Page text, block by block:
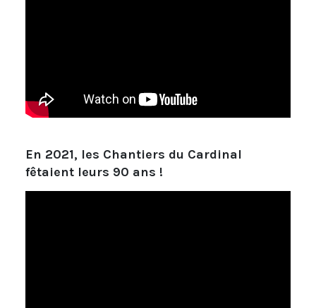
En 2021, les Chantiers du Cardinal
fêtaient leurs 90 ans !